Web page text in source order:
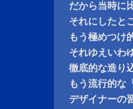
だから当時に
それにしたと
もう極めつけ
それゆえいわ
徹底的な造り
もう流行的な
デザイナーの